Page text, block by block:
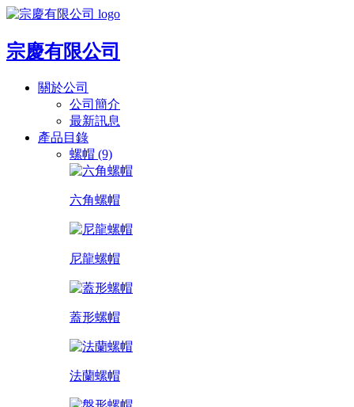
宗慶有限公司
關於公司
公司簡介
最新訊息
產品目錄
螺帽 (9)
六角螺帽
尼龍螺帽
蓋形螺帽
法蘭螺帽